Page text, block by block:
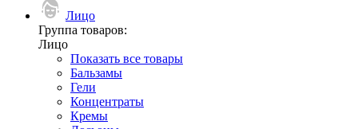
Лицо
Группа товаров:
Лицо
Показать все товары
Бальзамы
Гели
Концентраты
Кремы